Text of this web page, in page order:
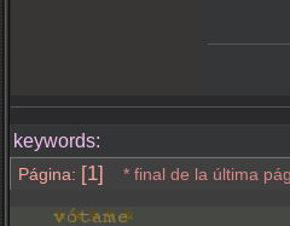
keywords:
Página: [1] * final de la última